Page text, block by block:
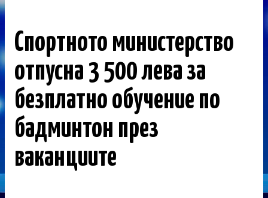
Спортното министерство
отпусна 3 500 лева за
безплатно обучение по
бадминтон през
ваканциите